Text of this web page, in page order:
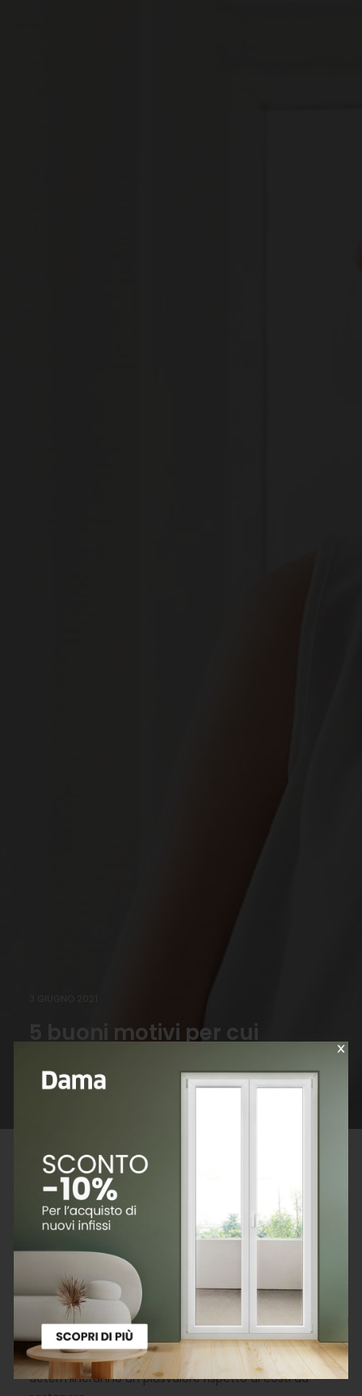
5 buoni motivi per cui
Le disposizioni riguardanti gli incentivi statali si riferiscono
alla data di pubblicazione dell’articolo.
Per quanto possano essere resistenti gli infissi
tendono a subire un processo di usura, dovuto
all’inevitabile scorrere del tempo, che ne rende
necessaria la sostituzione. Sebbene cambiare i
serramenti comporti un investimento, dotare la casa
di nuovi infissi porta a notevoli vantaggi che
determineranno un plusvalore rispetto ai costi da